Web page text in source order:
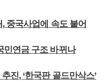
중국사업에 속도 붙어
민연금 구조 바뀌나
진, ‘한국판 골드만삭스’